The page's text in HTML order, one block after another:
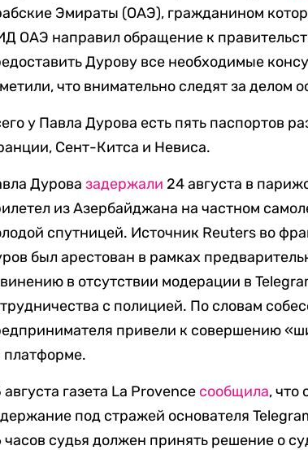
Эмираты (ОАЭ), гражданином
ОАЭ направил обращение к
Дурову все необходимые
что внимательно следят за делом
у Павла Дурова есть пять паспортов
Сент-Китса и Невиса.
Дуровазадержали 24 августа в
из Азербайджана на частном
спутницей. Источник Reuters во
был арестован в рамках
в отсутствии модерации в
с полицией. По словам
привели к совершению
платформе.
августа газета La Provence сообщила, что
под стражей основателя
часов судья должен принять решение о